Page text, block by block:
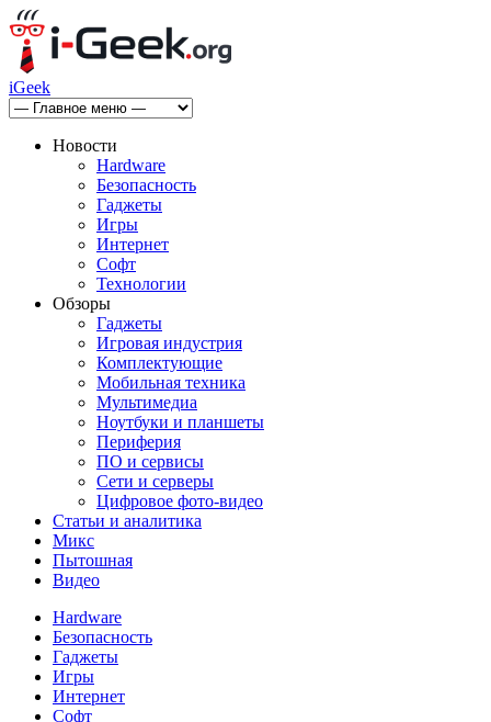
iGeek
Новости
Hardware
Безопасность
Гаджеты
Игры
Интернет
Софт
Технологии
Обзоры
Гаджеты
Игровая индустрия
Комплектующие
Мобильная техника
Мультимедиа
Ноутбуки и планшеты
Периферия
ПО и сервисы
Сети и серверы
Цифровое фото-видео
Статьи и аналитика
Микс
Пытошная
Видео
Hardware
Безопасность
Гаджеты
Игры
Интернет
Софт